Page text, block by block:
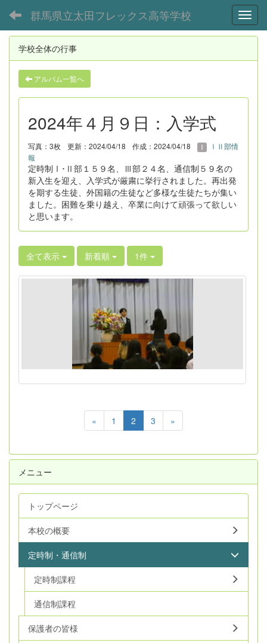
群馬県立太田フレックス高等学校
学校全体の行事
アルバム一覧へ
2024年４月９日：入学式
写真：3枚 更新：2024/04/18 作成：2024/04/18
ⅠⅡ部情
報
定時制Ⅰ･Ⅱ部１５９名、Ⅲ部２４名、通信制５９名の
新入生を迎え、入学式が厳粛に挙行されました。再出発
を期する生徒、外国籍の生徒など多様な生徒たちが集い
ました。困難を乗り越え、卒業に向けて頑張って欲しい
と思います。
全て表示 新着順 1件
« 1 2 3 »
メニュー
トップページ
本校の概要
定時制・通信制
定時制課程
通信制課程
保護者の皆様